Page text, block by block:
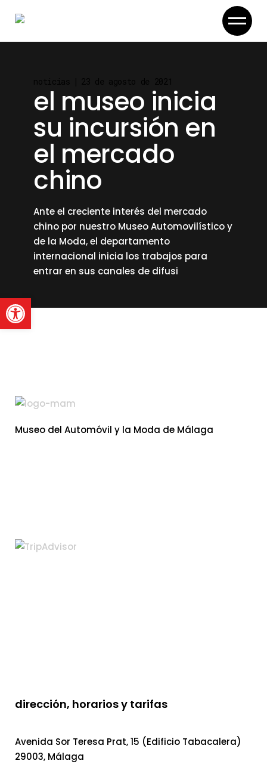
el museo inicia
su incursión en
el mercado
chino
Ante el creciente interés del mercado
chino por nuestro Museo Automovilístico y
de la Moda, el departamento
internacional inicia los trabajos para
entrar en sus canales de difusi
read more
Museo del Automóvil y la Moda de Málaga
dirección, horarios y tarifas
Avenida Sor Teresa Prat, 15 (Edificio Tabacalera)
29003, Málaga
Abrir barra de